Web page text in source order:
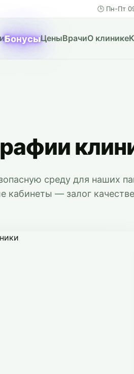
🕒 Пн-Пт
БонусыЦеныВрачиО клинике
среду для наших
кабинеты — залог